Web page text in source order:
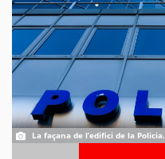
La façana de l’edifici de la Policia.